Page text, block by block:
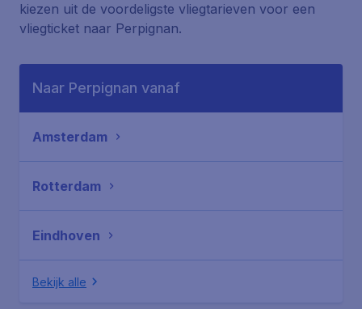
kiezen uit de voordeligste vliegtarieven voor een
vliegticket naar Perpignan.
Naar Perpignan vanaf
Amsterdam
Rotterdam
Eindhoven
Bekijk alle